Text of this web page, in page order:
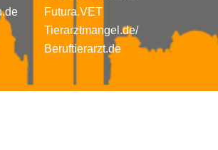
Futura.VET
Tierarztmangel.de/
Beruftierarzt.de